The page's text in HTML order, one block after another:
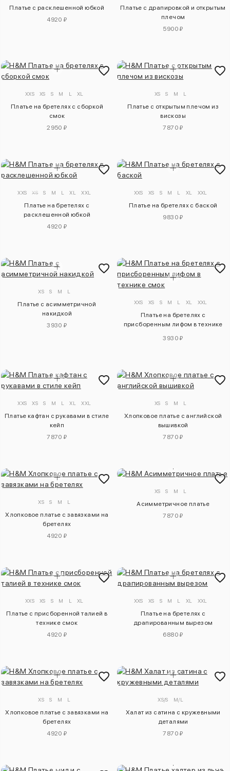
Платье с расклешенной юбкой
4920 ₽
Платье с драпировкой и открытым
плечом
5900 ₽
XXS XS S M L XL
Платье на бретелях с сборкой
смок
2950 ₽
XS S M L
Платье с открытым плечом из
вискозы
7870 ₽
XXS XS S M L XL XXL
Платье на бретелях с
расклешенной юбкой
4920 ₽
XXS XS S M L XL XXL
Платье на бретелях с баской
9830 ₽
XS S M L
Платье с асимметричной
накидкой
3930 ₽
XXS XS S M L XL XXL
Платье на бретелях с
присборенным лифом в технике
3930 ₽
XXS XS S M L XL XXL
Платье кафтан с рукавами в стиле
кейп
7870 ₽
XS S M L
Хлопковое платье с английской
вышивкой
7870 ₽
XS S M L
Хлопковое платье с завязками на
бретелях
4920 ₽
XS S M L
Асимметричное платье
7870 ₽
XXS XS S M L XL
Платье с присборенной талией в
технике смок
4920 ₽
XXS XS S M L XL XXL
Платье на бретелях с
драпированным вырезом
6880 ₽
XS S M L
Хлопковое платье с завязками на
бретелях
4920 ₽
XS/S M/L
Халат из сатина с кружевными
деталями
7870 ₽